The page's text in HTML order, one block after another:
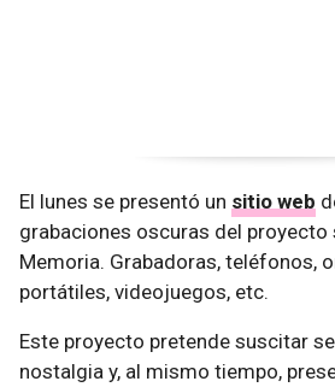
El lunes se presentó un sitio web
grabaciones oscuras del proyecto
Memoria. Grabadoras, teléfonos,
portátiles, videojuegos, etc.
Este proyecto pretende suscitar
nostalgia y, al mismo tiempo,